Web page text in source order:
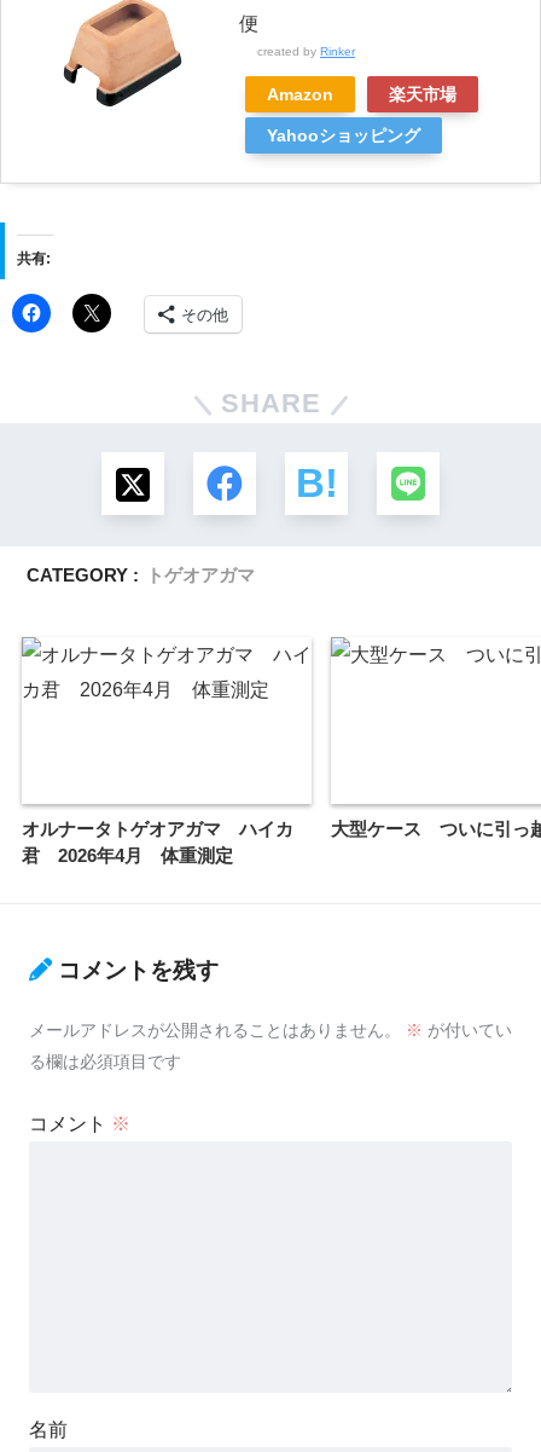
便
created by Rinker
Amazon 楽天市場
Yahooショッピング
共有:
その他
SHARE
CATEGORY : トゲオアガマ
オルナータトゲオアガマ ハイカ
君 2026年4月 体重測定
大型ケース ついに引っ
コメントを残す
メールアドレスが公開されることはありません。 ※ が付いてい
る欄は必須項目です
コメント ※
名前